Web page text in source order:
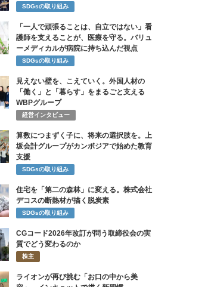
SDGsの取り組み
「一人で頑張ることは、自立ではない」看
護師を支えることが、医療を守る。バリュ
ーメディカルが病院に持ち込んだ視点
SDGsの取り組み
見えない壁を、こえていく。外国人材の
「働く」と「暮らす」をまるごと支える
WBPグループ
経営インタビュー
算数につまずく子に、将来の選択肢を。上
坂会計グループがカンボジアで始めた教育
支援
SDGsの取り組み
住宅を「第二の森林」に変える。株式会社
デコスの断熱材が描く脱炭素
SDGsの取り組み
CGコード2026年改訂が問う取締役会の実
質でどう変わるのか
株主
ライオンが再び挑む「お口の中から美